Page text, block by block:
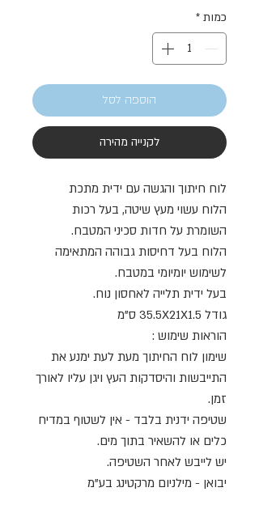
כמות *
הוספה לסל
לקנייה מהירה
לוח חיתוך והגשה עם ידית מתכת
הלוח עשוי מעץ שיטה, בעל רכות
השומרת על חדות סכיני המטבח.
הלוח בעל דחיסות גבוהה המתאימה
לשימוש יומיומי במטבח.
בעל ידית תלייה לאחסון נוח.
גודל 35.5X21X1.5 ס"מ
הוראות שימוש :
שימון לוח החיתוך מעת לעת ימנע את
התייבשות והיסדקות העץ ויגן עליו לאורך
זמן.
שטיפה ידנית בלבד - אין לשטוף במדיח
כלים או להשאיר בתוך מים.
יש לייבש לאחר השטיפה.
יבואן - מילניום מרקטינג בע"מ